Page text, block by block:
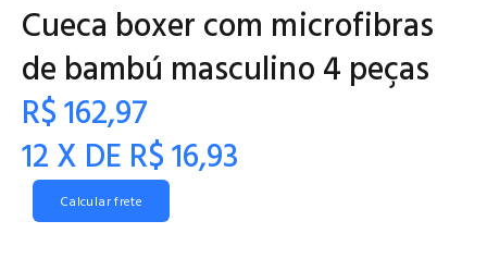
Cueca boxer com microfibras
de bambú masculino 4 peças
R$ 162,97
12 X DE R$ 16,93
Calcular frete